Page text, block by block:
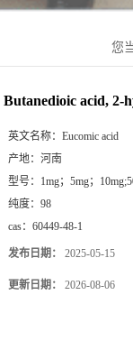
您
Butanedioic acid, 2-
英文名称： Eucomic acid
产地： 河南
型号： 1mg；5mg；
纯度： 98
cas： 60449-48-1
发布日期： 2025-05-15
更新日期： 2026-08-06